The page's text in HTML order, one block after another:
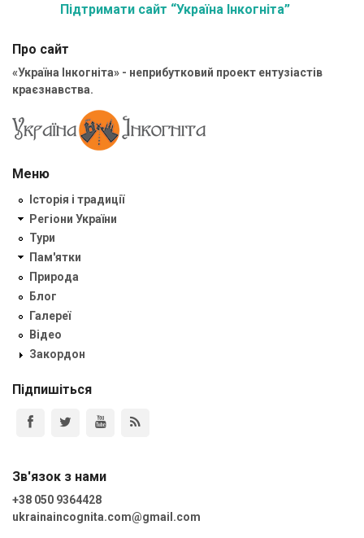
Підтримати сайт “Україна Інкогніта”
Про сайт
«Україна Інкогніта» - неприбутковий проект ентузіастів
краєзнавства.
Меню
Історія і традиції
Регіони України
Тури
Пам'ятки
Природа
Блог
Галереї
Відео
Закордон
Підпишіться
Зв'язок з нами
+38 050 9364428
ukrainaincognita.com@gmail.com